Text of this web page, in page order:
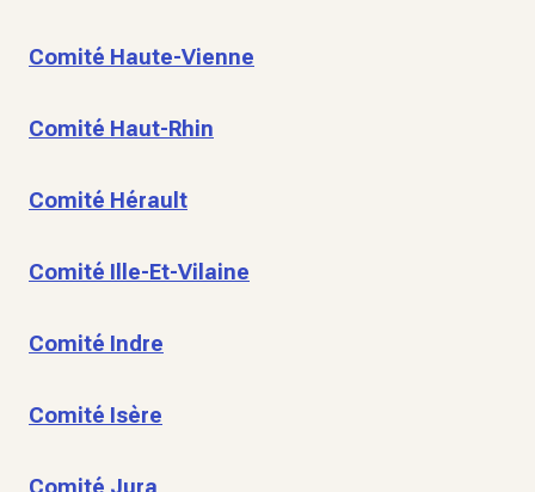
Comité Haute-Vienne
Comité Haut-Rhin
Comité Hérault
Comité Ille-Et-Vilaine
Comité Indre
Comité Isère
Comité Jura